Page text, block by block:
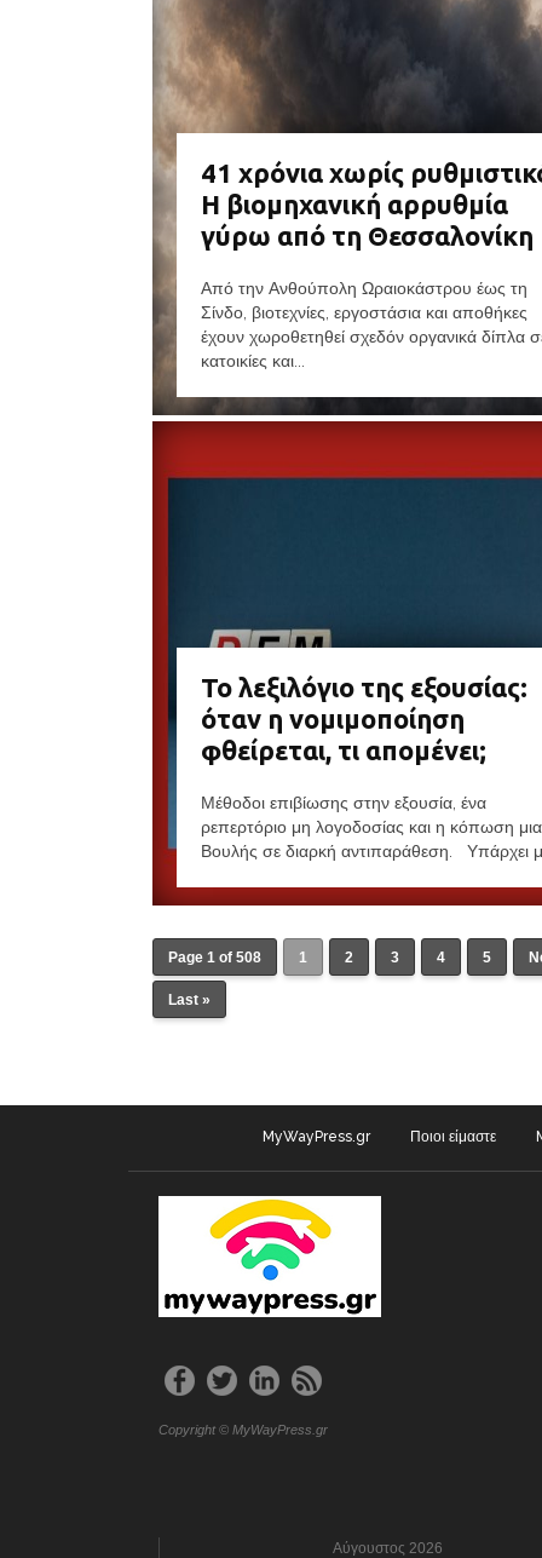
41 χρόνια χωρίς
Η βιομηχανική αρρυθμία
γύρω από τη Θεσσαλονίκη
Από την Ανθούπολη Ωραιοκάστρου έως τη
Σίνδο, βιοτεχνίες, εργοστάσια και αποθήκες
έχουν χωροθετηθεί σχεδόν οργανικά δίπλα
κατοικίες και...
Το λεξιλόγιο της εξουσίας:
όταν η νομιμοποίηση
φθείρεται, τι απομένει;
Μέθοδοι επιβίωσης στην εξουσία, ένα
ρεπερτόριο μη λογοδοσίας και η κόπωση
Βουλής σε διαρκή αντιπαράθεση. Υπάρχει
Page 1 of 508 1 2 3 4 5
Last »
MyWayPress.gr Ποιοι είμαστε
Copyright © MyWayPress.gr
Αύγουστος 2026